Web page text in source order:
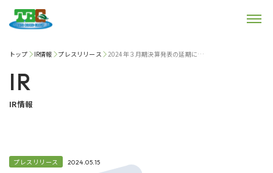
トップ IR情報 プレスリリース 2024年３月期決算発表の延期に関するお知らせ
IR
IR情報
プレスリリース 2024.05.15